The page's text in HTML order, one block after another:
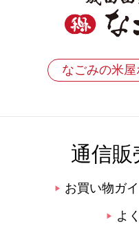
なごみの米
通信販
▶ お買い物ガ
▶ よ